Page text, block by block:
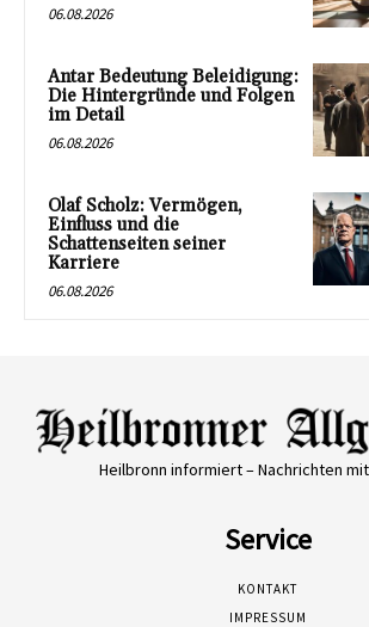
06.08.2026
Antar Bedeutung Beleidigung:
Die Hintergründe und Folgen
im Detail
06.08.2026
Olaf Scholz: Vermögen,
Einfluss und die
Schattenseiten seiner
Karriere
06.08.2026
Heilbronn informiert – Nachrichten
Service
KONTAKT
IMPRESSUM